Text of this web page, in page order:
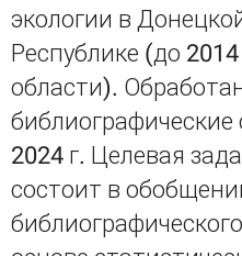
экологии в
Республике (до
области).
библиографические
2024 г. Целевая
состоит в